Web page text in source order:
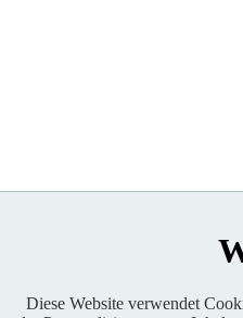
Diese Website verwendet